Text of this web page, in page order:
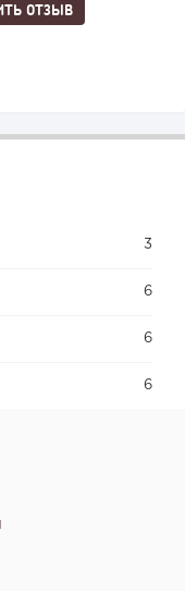
ОТЗЫВ
3
6
6
6